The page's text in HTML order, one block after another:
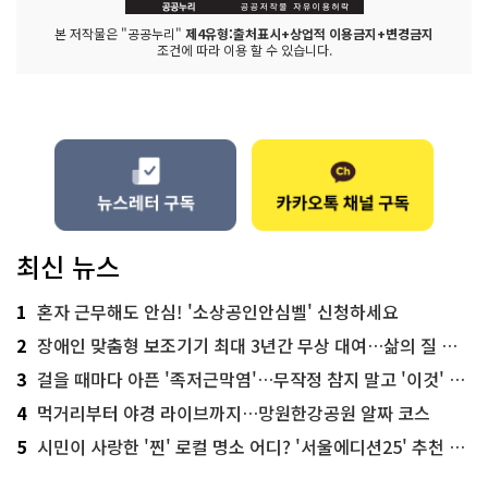
본 저작물은 "공공누리" 제4유형:출처표시+상업적 이용금지+변경금지
조건에 따라 이용 할 수 있습니다.
최신 뉴스
1 혼자 근무해도 안심! '소상공인안심벨' 신청하세요
2 장애인 맞춤형 보조기기 최대 3년간 무상 대여…삶의 질 높인다
3 걸을 때마다 아픈 '족저근막염'…무작정 참지 말고 '이것' 해보세요!
4 먹거리부터 야경 라이브까지…망원한강공원 알짜 코스
5 시민이 사랑한 '찐' 로컬 명소 어디? '서울에디션25' 추천 코스